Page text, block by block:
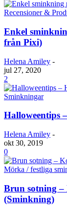
Recensioner &
Enkel
från Pixi)
Helena Amiley -
jul 27, 2020
2
Sminkningar
Halloweentips
Helena Amiley -
okt 30, 2019
0
Mörka / festliga
Brun sotning –
(Sminkning)